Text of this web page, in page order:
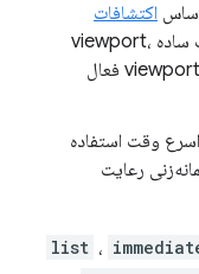
اکتشافات
تغییر دادیم. اکتشافات ساده viewport،
۵۰ میلی‌ثانیه پس از ورود anchor به viewport فعال
اسرع وقت استفاده
رعایت
list ،